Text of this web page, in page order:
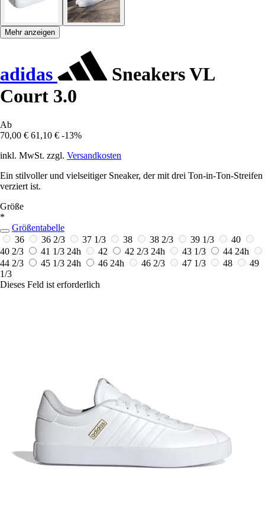
Mehr anzeigen
adidas
Sneakers VL
Court 3.0
Ab
70,00 € 61,10 € -13%
inkl. MwSt. zzgl. Versandkosten
Ein stilvoller und vielseitiger Sneaker, der mit drei Ton-in-Ton-Streifen
verziert ist.
Größe
*
Größentabelle
36
36 2/3 37 1/3 38 38 2/3 39 1/3
40
40 2/3
41 1/3 24h 42 42 2/3 24h 43 1/3 44 24h
44 2/3
45 1/3 24h 46 24h 46 2/3 47 1/3 48
49
1/3
Dieses Feld ist erforderlich